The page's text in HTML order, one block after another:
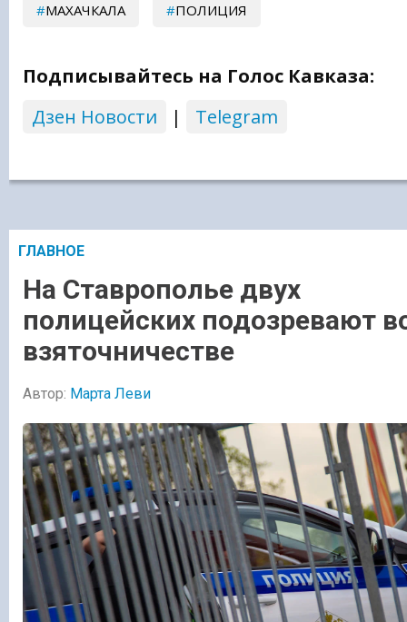
МАХАЧКАЛА ПОЛИЦИЯ
Подписывайтесь на Голос Кавказа:
Дзен Новости
| Telegram
ГЛАВНОЕ
На Ставрополье двух
полицейских подозревают
взяточничестве
Автор: Марта Леви